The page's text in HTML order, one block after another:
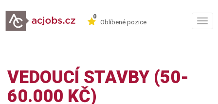
0
Oblíbené pozice
VEDOUCÍ STAVBY (50-
60.000 KČ)